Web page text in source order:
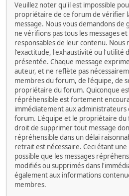
Veuillez noter qu'il est impossible
propriétaire de ce forum de vérifier
message. Nous vous demandons
ne vérifions pas tous les messages
responsables de leur contenu. Nous
l'exactitude, l'exhaustivité ou l'utilité
présentée. Chaque message
auteur, et ne reflète pas
membres du forum, de l'équipe, de
propriétaire du forum. Quiconque
répréhensible est fortement
immédiatement aux
forum. L'équipe et le propriétaire
droit de supprimer tout message
répréhensible dans un délai
retrait est nécessaire. Ceci étant
possible que les messages
modifiés ou supprimés dans
également aux informations
membres.